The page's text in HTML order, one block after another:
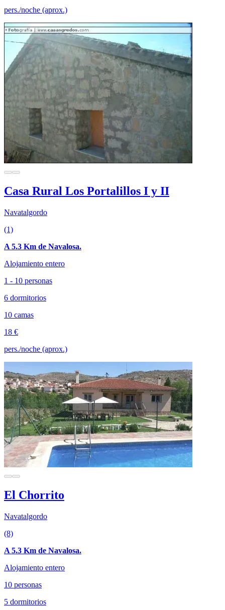
pers./noche (aprox.)
Casa Rural Los Portalillos I y II
Navatalgordo
(1)
A 5.3 Km de Navalosa.
Alojamiento entero
1 - 10 personas
6 dormitorios
10 camas
18 €
pers./noche (aprox.)
El Chorrito
Navatalgordo
(8)
A 5.3 Km de Navalosa.
Alojamiento entero
10 personas
5 dormitorios